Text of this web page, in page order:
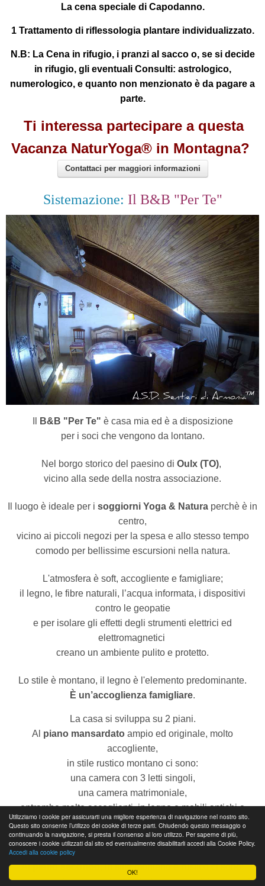
OK!
Utilizziamo i cookie per assicurarti una migliore esperienza di navigazione nel nostro sito.
Questo sito consente l’utilizzo dei cookie di terze parti. Chiudendo questo messaggio o
continuando la navigazione, si presta il consenso al loro utilizzo. Per saperne di più,
conoscere i cookie utilizzati dal sito ed eventualmente disabilitarli accedi alla Cookie Policy.
Accedi alla cookie policy
La cena speciale di Capodanno.
1 Trattamento di riflessologia plantare individualizzato.
N.B: La Cena in rifugio, i pranzi al sacco o, se si decide
in rifugio, gli eventuali Consulti: astrologico,
numerologico, e quanto non menzionato è da pagare a
parte.
Ti interessa partecipare a questa
Vacanza NaturYoga® in Montagna?
Contattaci per maggiori informazioni
Sistemazione: Il B&B "Per Te"
B&B "Per Te" è casa mia ed è a disposizione
per i soci che vengono da lontano.
Nel borgo storico del paesino di Oulx (TO),
vicino alla sede della nostra associazione.
Il luogo è ideale per i soggiorni Yoga & Natura perchè è in
centro,
vicino ai piccoli negozi per la spesa e allo stesso tempo
comodo per bellissime escursioni nella natura.
L'atmosfera è soft, accogliente e famigliare;
il legno, le fibre naturali, l’acqua informata, i dispositivi
contro le geopatie
e per isolare gli effetti degli strumenti elettrici ed
elettromagnetici
creano un ambiente pulito e protetto.
Lo stile è montano, il legno è l'elemento predominante.
È un’accoglienza famigliare.
La casa si sviluppa su 2 piani.
Al piano mansardato ampio ed originale, molto
accogliente,
in stile rustico montano ci sono:
una camera con 3 letti singoli,
una camera matrimoniale,
entrambe molto accoglienti, in legno e mobili antichi e
rustici.
Il Bagno è grande, comodo, con doccia e vasca grande.
Alpiano secondo, in stile montano e rustico ci sono:
una camera doppia ampia, con balcone, grandi travi e molto